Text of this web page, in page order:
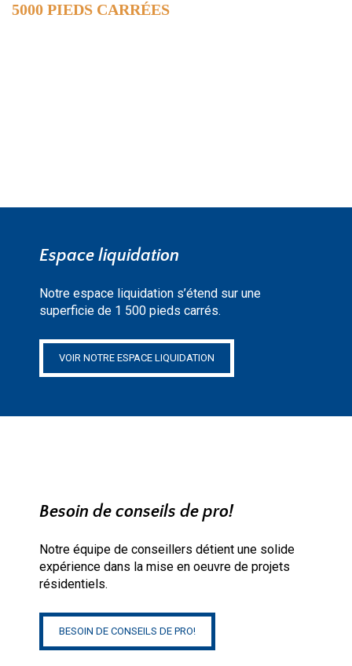
5000 PIEDS CARRÉES
Espace liquidation
Notre espace liquidation s’étend sur une
superficie de 1 500 pieds carrés.
VOIR NOTRE ESPACE LIQUIDATION
Besoin de conseils de pro!
Notre équipe de conseillers détient une solide
expérience dans la mise en oeuvre de projets
résidentiels.
BESOIN DE CONSEILS DE PRO!